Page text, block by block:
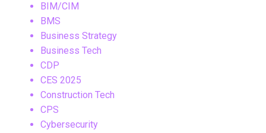
BIM/CIM
BMS
Business Strategy
Business Tech
CDP
CES 2025
Construction Tech
CPS
Cybersecurity